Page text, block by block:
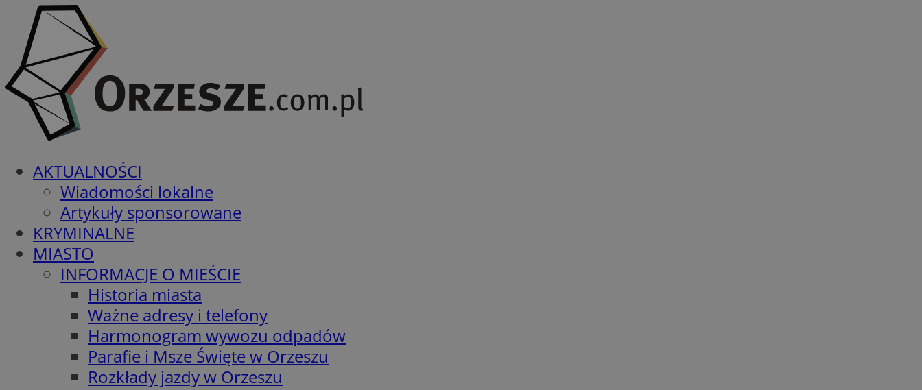
AKTUALNOŚCI
Wiadomości lokalne
Artykuły sponsorowane
KRYMINALNE
MIASTO
INFORMACJE O MIEŚCIE
Historia miasta
Ważne adresy i telefony
Harmonogram wywozu odpadów
Parafie i Msze Święte w Orzeszu
Rozkłady jazdy w Orzeszu